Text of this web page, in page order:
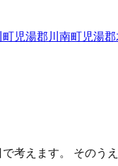
町児湯郡川南町児湯
えます。 そのう